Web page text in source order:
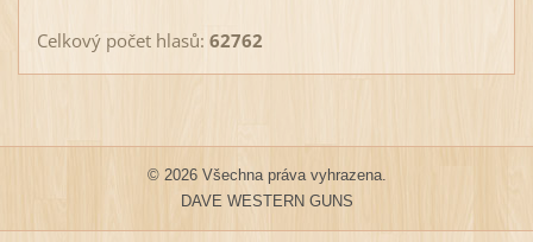
Celkový počet hlasů: 62762
© 2026 Všechna práva vyhrazena.
DAVE WESTERN GUNS